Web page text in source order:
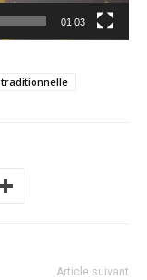
01:03
traditionnelle
Article suivant